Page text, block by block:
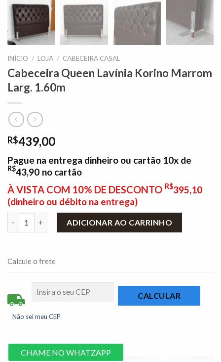
INÍCIO / LOJA / CABECEIRA CASAL
Cabeceira Queen Lavínia Korino Marrom
Larg. 1.60m
R$439,00
Pague na entrega dinheiro ou cartão 10x de
R$43,90 no cartão
À VISTA COM 10% DE DESCONTO R$395,10
(dinheiro ou débito na entrega)
ADICIONAR AO CARRINHO
Calcule o frete
Não sei meu CEP
CHAME NO WHATZAPP